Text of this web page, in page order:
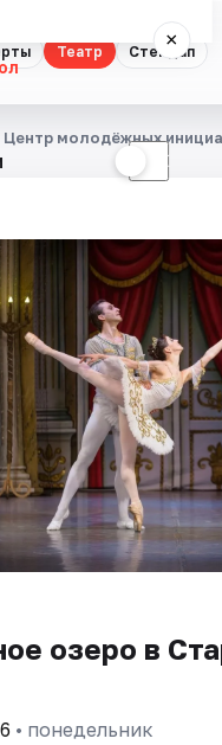
Театр Стендап
×
☾
Центр молодёжных
озеро в
• понедельник